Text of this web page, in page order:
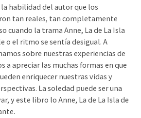
habilidad del autor que los
tan reales, tan completamente
cuando la trama Anne, La de La Isla
o el ritmo se sentía desigual. A
sobre nuestras experiencias de
a apreciar las muchas formas en que
enriquecer nuestras vidas y
La soledad puede ser una
y este libro lo Anne, La de La Isla de